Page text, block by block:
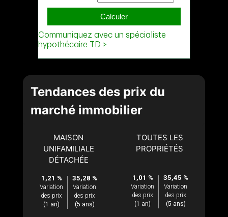
Tendances des prix du
marché immobilier
MAISON
UNIFAMILIALE
DÉTACHÉE
1,21 %
Variation
des prix
(1 an)
35,28 %
Variation
des prix
(5 ans)
TOUTES LES
PROPRIÉTÉS
1,01 %
Variation
des prix
(1 an)
35,45 %
Variation
des prix
(5 ans)